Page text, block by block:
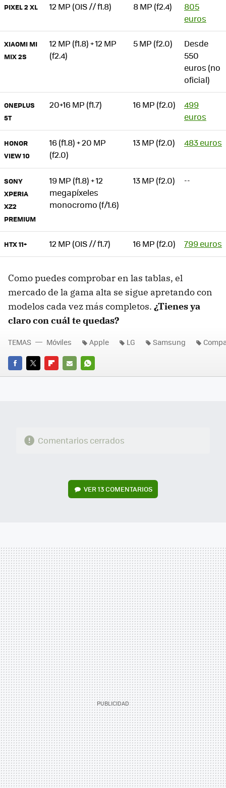
PIXEL 2 XL 12 MP (OIS // f1.8) 8 MP (f2.4)
805
euros
XIAOMI MI
MIX 2S
12 MP (f1.8) + 12 MP
(f2.4)
5 MP (f2.0)
Desde
550
euros (no
oficial)
ONEPLUS
5T
20+16 MP (f1.7) 16 MP (f2.0)
499
euros
HONOR
VIEW 10
16 (f1.8) + 20 MP
(f2.0)
13 MP (f2.0) 483 euros
SONY
XPERIA
XZ2
PREMIUM
19 MP (f1.8) + 12
megapíxeles
monocromo (f/1.6)
13 MP (f2.0) --
HTX 11+ 12 MP (OIS // f1.7) 16 MP (f2.0) 799 euros
Como puedes comprobar en las tablas, el
mercado de la gama alta se sigue apretando con
modelos cada vez más completos. ¿Tienes ya
claro con cuál te quedas?
FACEBOOK
TWITTERFLIPBOARD
E-
WHATSAPP
TEMAS Móviles Apple LG Samsung
Comentarios cerrados
VER13 COMENTARIOS